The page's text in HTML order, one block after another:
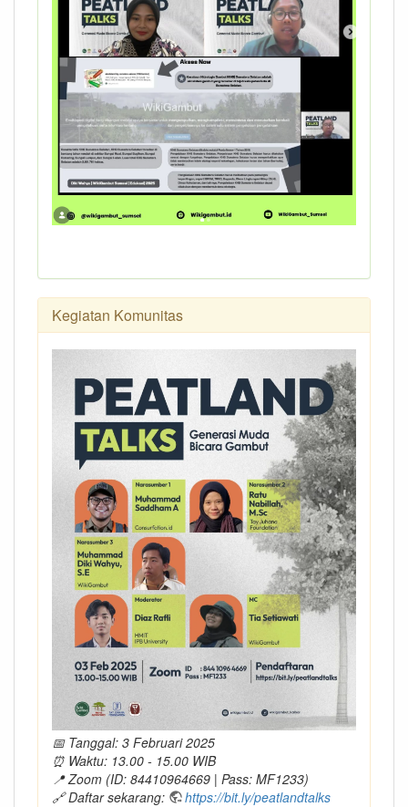
Kegiatan Komunitas
📅 Tanggal: 3 Februari 2025
⏰ Waktu: 13.00 - 15.00 WIB
📍 Zoom (ID: 84410964669 | Pass: MF1233)
🔗 Daftar sekarang:
https://bit.ly/peatlandtalks